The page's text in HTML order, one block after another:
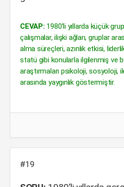
CEVAP: 1980’li yıllarda küçük
çalışmalar, ilişki ağları, gruplar
alma süreçleri, azınlık etkisi,
statü gibi konularla ilgilenmiş ve
araştırmaları psikoloji, sosyoloji,
arasında yaygınlık göstermiştir.
#19